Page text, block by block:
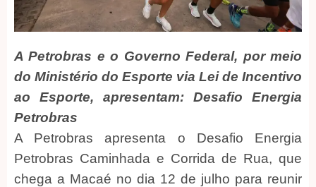
A Petrobras e o Governo Federal, por meio
do Ministério do Esporte via Lei de Incentivo
ao Esporte, apresentam: Desafio Energia
Petrobras
A Petrobras apresenta o Desafio Energia
Petrobras Caminhada e Corrida de Rua, que
chega a Macaé no dia 12 de julho para reunir